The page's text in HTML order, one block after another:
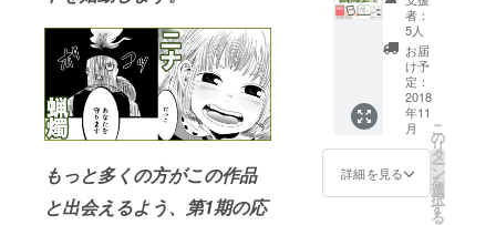
もっと多くの方がこの作品
と出会えるよう、第1期の応
ミックス
echoes」の
レーベルが
2019年4月よ
りエコーズ
接取引での
ス】 (1)
単行本1
巻(紙・
電子と
もに)に
お名前
をクレ
ジット
(2)単行
本1巻
(紙)1
者：
5人
お届
け予
定：
2018
年11
月
詳細を見る
こ
の
リ
タ
ー
ン
を
選
択
す
る